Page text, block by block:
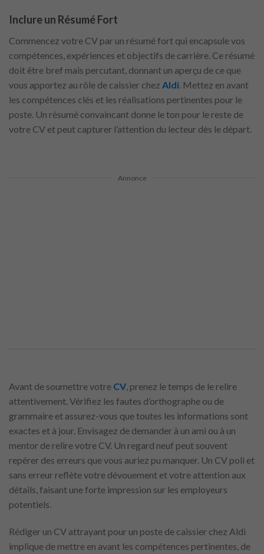
Inclure un Résumé Fort
Commencez votre CV par un résumé fort qui encapsule vos
compétences, expériences et objectifs de carrière. Ce résumé
doit être bref mais percutant, donnant un aperçu de ce que
vous apportez au rôle de caissier chez Aldi. Mettez en avant
les compétences clés et les réalisations pertinentes pour le
poste. Un résumé convaincant donne le ton pour le reste de
votre CV et peut capturer l’attention du lecteur dès le départ.
Annonce
Avant de soumettre votre CV, prenez le temps de le relire
attentivement. Vérifiez les fautes d’orthographe ou de
grammaire et assurez-vous que toutes les informations sont
exactes et à jour. Envisagez de demander à un ami ou à un
mentor de relire votre CV. Un regard neuf peut souvent
repérer des erreurs que vous auriez pu manquer. Un CV poli et
sans erreur reflète votre dévouement et votre attention aux
détails, faisant une forte impression sur les employeurs
potentiels.
Rédiger un CV attrayant pour un poste de caissier chez Aldi
implique de mettre en avant les compétences pertinentes, de